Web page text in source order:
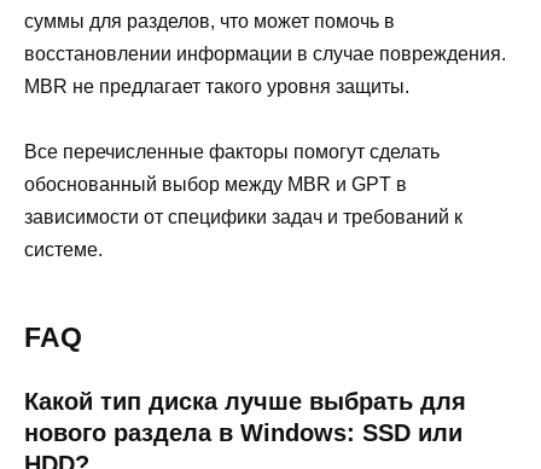
суммы для разделов, что может помочь в
восстановлении информации в случае повреждения.
MBR не предлагает такого уровня защиты.
Все перечисленные факторы помогут сделать
обоснованный выбор между MBR и GPT в
зависимости от специфики задач и требований к
системе.
FAQ
Какой тип диска лучше выбрать для
нового раздела в Windows: SSD или